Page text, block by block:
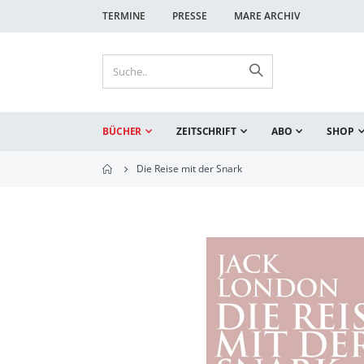
TERMINE PRESSE MARE ARCHIV
BÜCHER ZEITSCHRIFT ABO SHOP
Die Reise mit der Snark